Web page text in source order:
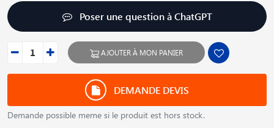
Poser une question à ChatGPT
AJOUTER À MON PANIER
DEMANDE DEVIS
Demande possible meme si le produit est hors stock.